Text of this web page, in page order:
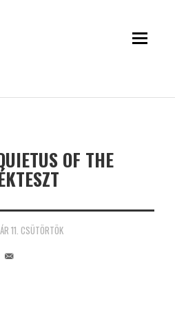
OF THE
11. CSÜTÖRTÖK